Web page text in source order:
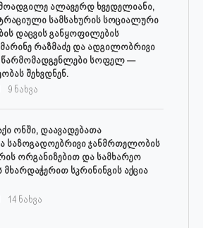
ალავერდ ხვედელიანი,
სამსახურის სოციალური
დაცვის განყოფილების
რაზმაძე და ადგილობრივი
სოფელ —
შეხვდნენ.
9 ნახვა
ონში, დაავადებათა
საზოგადოებრივი ჯანმრთელობის
ორგანიზებით და სამხარეო
მხარდაჭერით სკრინინგის აქცია
14 ნახვა